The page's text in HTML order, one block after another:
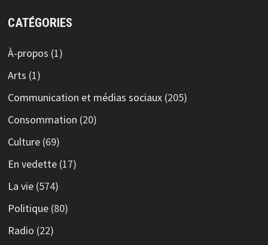
CATÉGORIES
À-propos (1)
Arts (1)
Communication et médias sociaux(205)
Consommation (20)
Culture(69)
En vedette(17)
La vie(574)
Politique(80)
Radio (22)